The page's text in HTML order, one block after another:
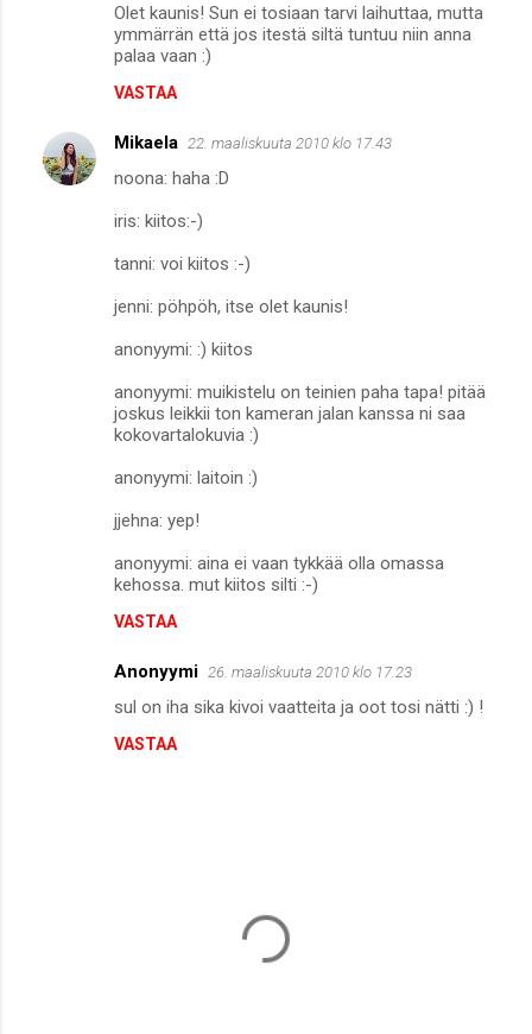
Olet kaunis! Sun ei tosiaan tarvi laihuttaa, mutta
ymmärrän että jos itestä siltä tuntuu niin anna
palaa vaan :)
VASTAA
Mikaela 22. maaliskuuta 2010 klo 17.43
noona: haha :D
iris: kiitos:-)
tanni: voi kiitos :-)
jenni: pöhpöh, itse olet kaunis!
anonyymi: :) kiitos
anonyymi: muikistelu on teinien paha tapa! pitää
joskus leikkii ton kameran jalan kanssa ni saa
kokovartalokuvia :)
anonyymi: laitoin :)
jjehna: yep!
anonyymi: aina ei vaan tykkää olla omassa
kehossa. mut kiitos silti :-)
VASTAA
Anonyymi 26. maaliskuuta 2010 klo 17.23
sul on iha sika kivoi vaatteita ja oot tosi nätti :) !
VASTAA